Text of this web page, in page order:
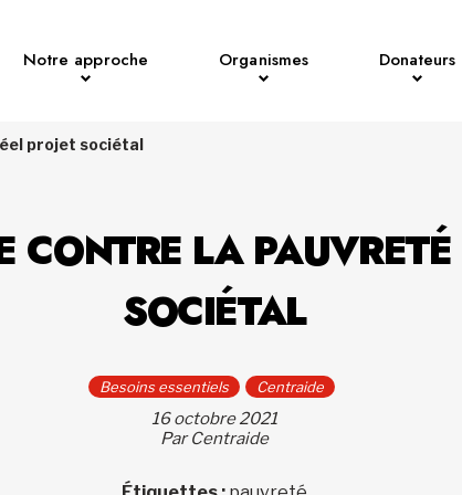
Notre approche Organismes Donateurs
projet sociétal
CONTRE LA PAUVRETÉ
SOCIÉTAL
Besoins essentiels Centraide
16 octobre 2021
Par Centraide